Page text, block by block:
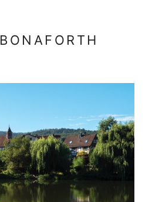
BONAFORTH